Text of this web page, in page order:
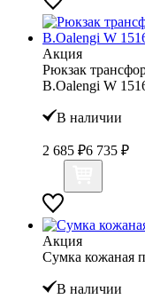
Акция
Рюкзак
B.Oalengi W
В наличии
2 685 ₽6 735 ₽
Акция
Сумка кожаная
В наличии